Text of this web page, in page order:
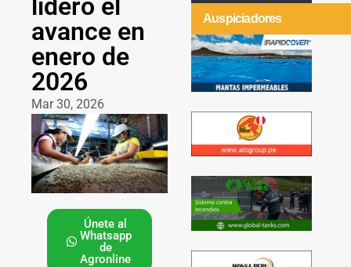
lideró el
avance en
enero de
2026
Mar 30, 2026
Únete al
Whatsapp
de
Agronline
Auspiciadores